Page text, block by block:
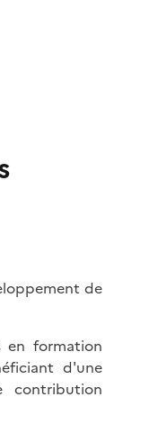
de
en formation
d'une
contribution